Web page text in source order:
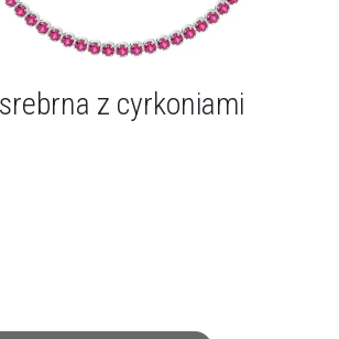
z cyrkoniami